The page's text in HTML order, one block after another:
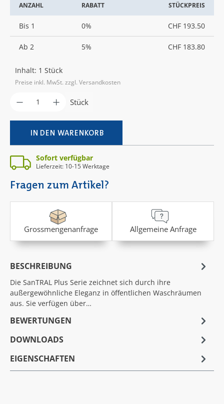
ANZAHL RABATT STÜCKPREIS
Bis 1 0% CHF 193.50
Ab 2 5% CHF 183.80
Inhalt: 1 Stück
Preise inkl. MwSt. zzgl. Versandkosten
Produkt Anzahl: Gib den gewünschten
Stück
IN DEN WARENKORB
Sofort verfügbar
Lieferzeit: 10-15 Werktage
Fragen zum Artikel?
Grossmengenanfrage Allgemeine Anfrage
BESCHREIBUNG
Die SanTRAL Plus Serie zeichnet sich durch ihre
außergewöhnliche Eleganz in öffentlichen Waschräumen
aus. Sie verfügen über…
BEWERTUNGEN
DOWNLOADS
EIGENSCHAFTEN